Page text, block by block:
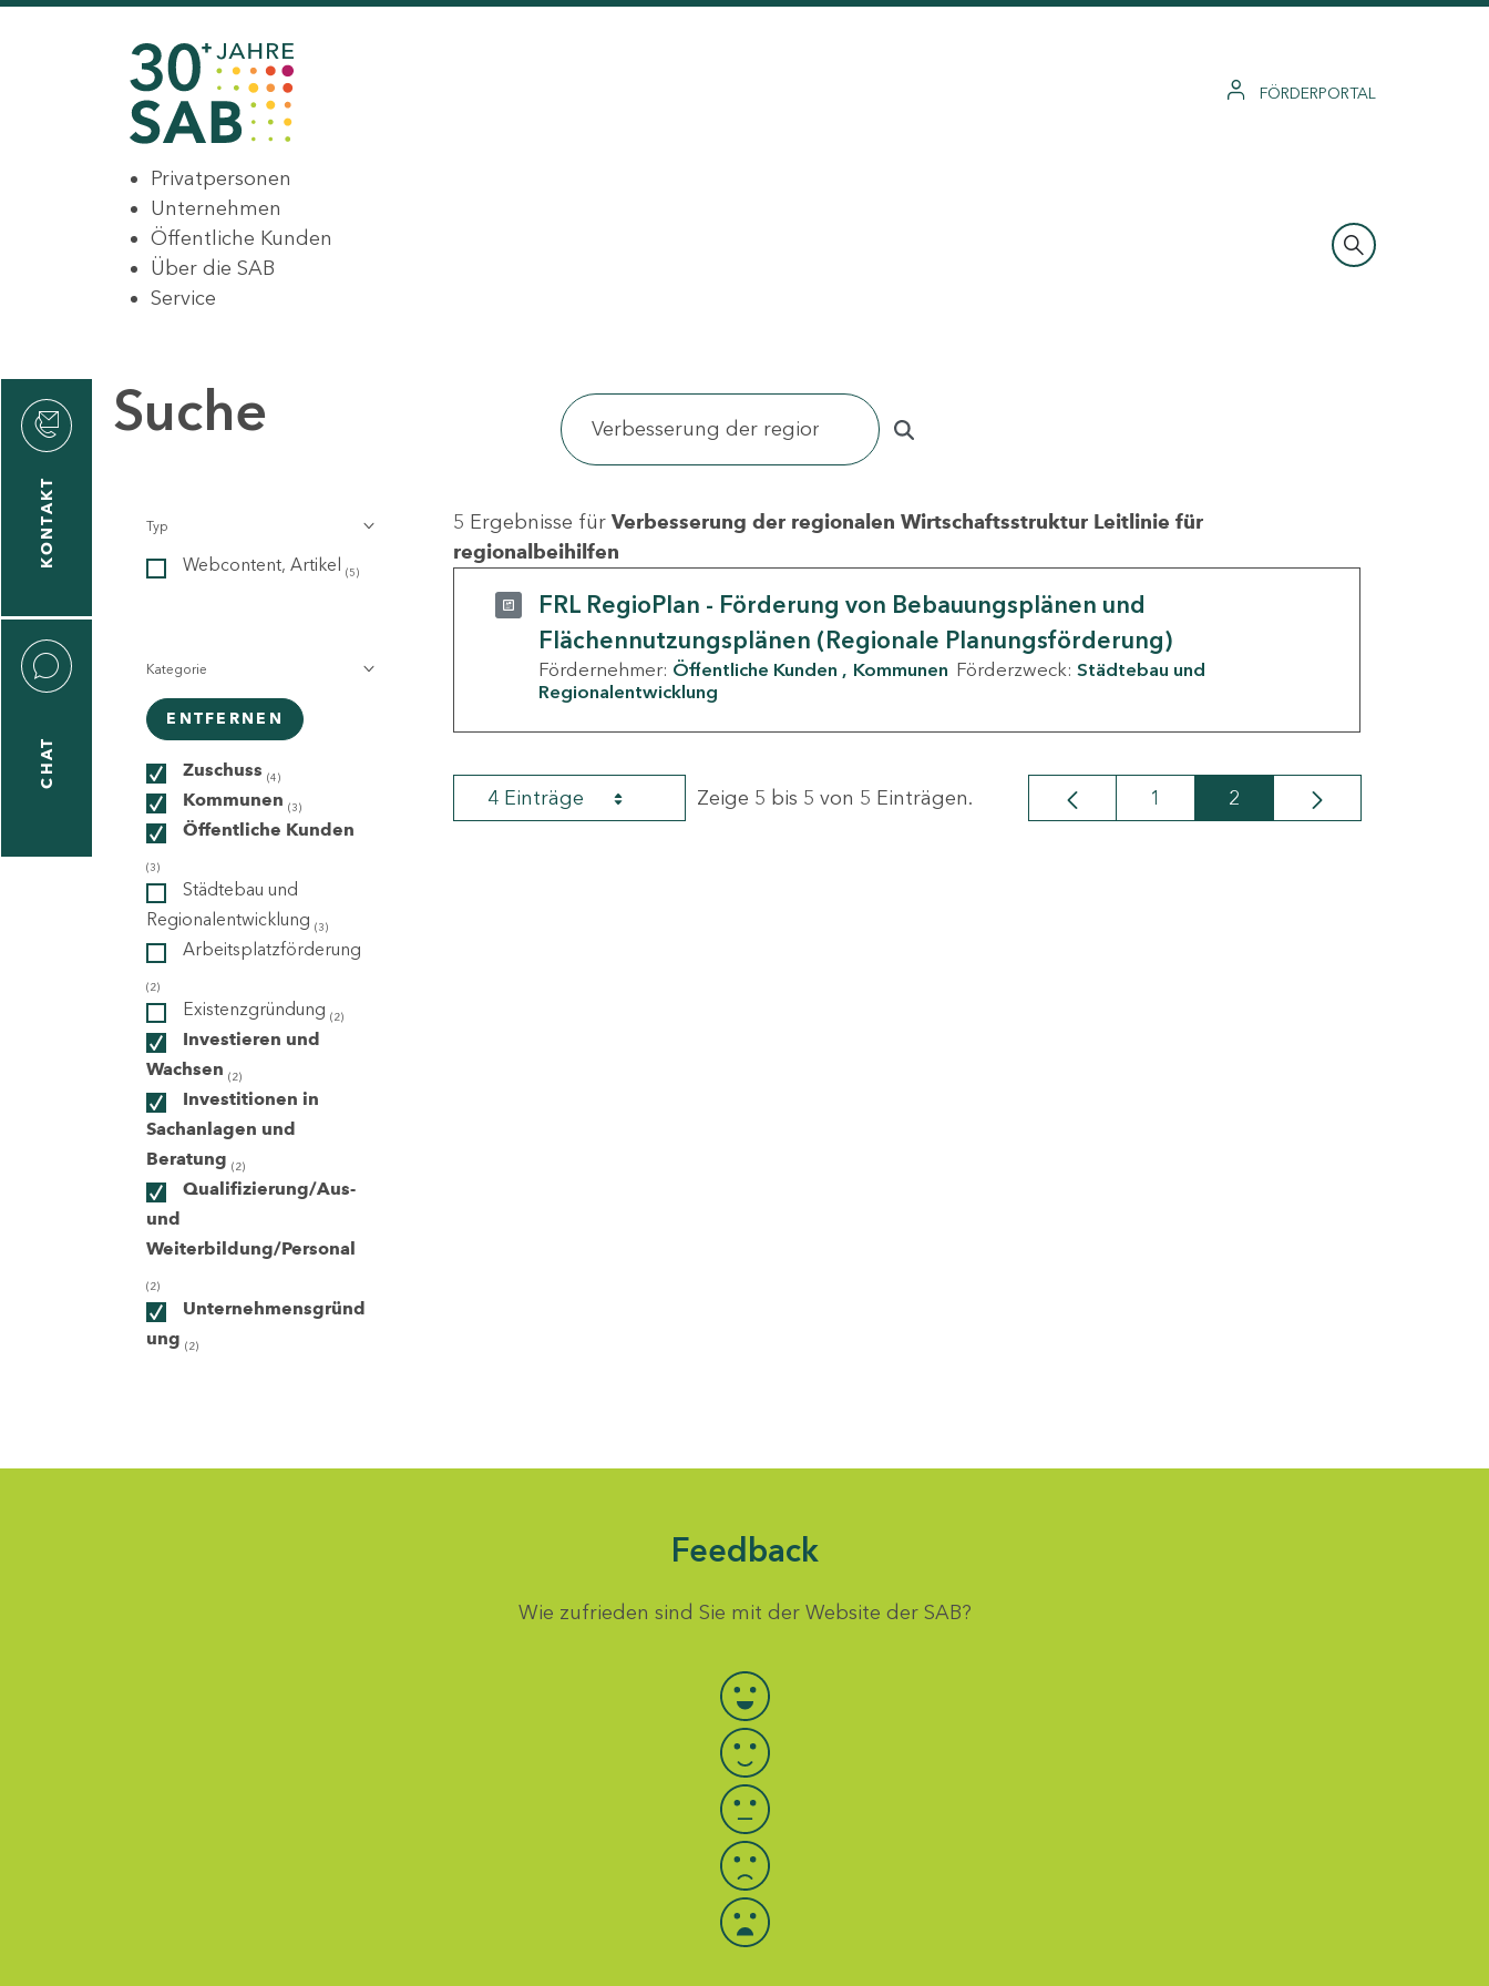
FÖRDERPORTAL
Privatpersonen
Unternehmen
Öffentliche Kunden
Über die SAB
Service
KONTAKT
CHAT
Suche
Typ
Webcontent, Artikel (5)
Kategorie
ENTFERNEN
Zuschuss (4)
Kommunen (3)
Öffentliche Kunden
(3)
Städtebau und
Regionalentwicklung (3)
Arbeitsplatzförderung
(2)
Existenzgründung (2)
Investieren und
Wachsen (2)
Investitionen in
Sachanlagen und
Beratung (2)
Qualifizierung/Aus-
und
Weiterbildung/Personal
(2)
Unternehmensgründ
ung (2)
5 Ergebnisse für Verbesserung der regionalen Wirtschaftsstruktur Leitlinie für
regionalbeihilfen
FRL RegioPlan - Förderung von Bebauungsplänen und
Flächennutzungsplänen (Regionale Planungsförderung)
Fördernehmer: Öffentliche Kunden Kommunen Förderzweck: Städtebau und
Regionalentwicklung
4 Einträge Zeige 5 bis 5 von 5 Einträgen. Seite
1 Seite
2
Feedback
Wie zufrieden sind Sie mit der Website der SAB?
Bewertung auswählen